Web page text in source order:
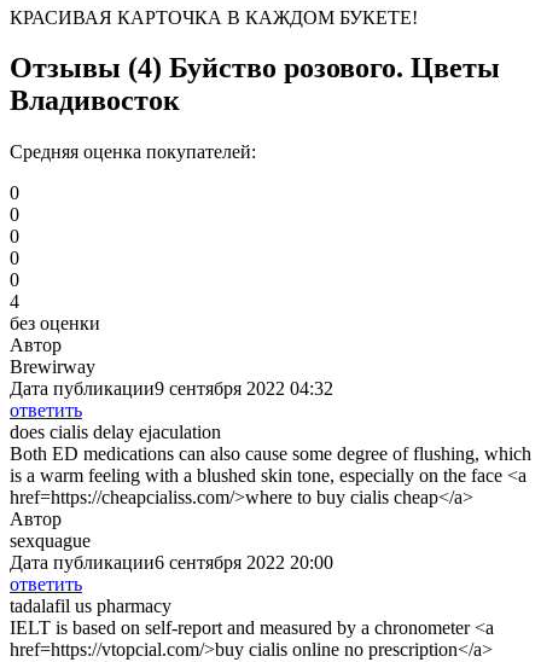
КРАСИВАЯ КАРТОЧКА В КАЖДОМ БУКЕТЕ!
Отзывы (4) Буйство розового. Цветы
Владивосток
Средняя оценка покупателей:
0
0
0
0
0
4
без оценки
Автор
Brewirway
Дата публикации9 сентября 2022 04:32
ответить
does cialis delay ejaculation
Both ED medications can also cause some degree of flushing, which
is a warm feeling with a blushed skin tone, especially on the face <a
href=https://cheapcialiss.com/>where to buy cialis cheap</a>
Автор
sexquague
Дата публикации6 сентября 2022 20:00
ответить
tadalafil us pharmacy
IELT is based on self-report and measured by a chronometer <a
href=https://vtopcial.com/>buy cialis online no prescription</a>